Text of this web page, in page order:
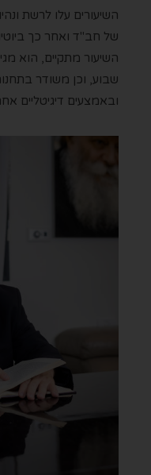
השיעורים עלו לרשת
שבוע, וכן משודר
ובאמצעים דיגיטליים